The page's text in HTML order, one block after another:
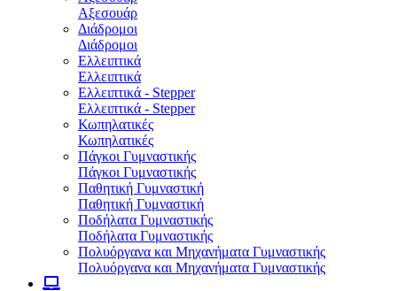
Αξεσουάρ
Διάδρομοι
Διάδρομοι
Ελλειπτικά
Ελλειπτικά
Ελλειπτικά - Stepper
Ελλειπτικά - Stepper
Κωπηλατικές
Κωπηλατικές
Πάγκοι Γυμναστικής
Πάγκοι Γυμναστικής
Παθητική Γυμναστική
Παθητική Γυμναστική
Ποδήλατα Γυμναστικής
Ποδήλατα Γυμναστικής
Πολυόργανα και Μηχανήματα Γυμναστικής
Πολυόργανα και Μηχανήματα Γυμναστικής